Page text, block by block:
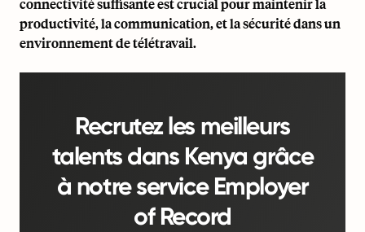
connectivité suffisante est crucial pour maintenir la
productivité, la communication, et la sécurité dans un
environnement de télétravail.
Recrutez les meilleurs
talents dans Kenya grâce
à notre service Employer
of Record